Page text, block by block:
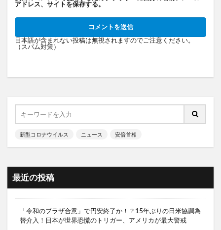
アドレス、サイトを保存する。
日本語が含まれない投稿は無視されますのでご注意ください。
（スパム対策）
新型コロナウイルス ニュース 安倍首相
最近の投稿
「令和のプラザ合意」で円安終了か！？15年ぶりの日米協調為
替介入！日本が世界恐慌のトリガー、アメリカが最大警戒